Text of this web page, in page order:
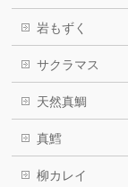
岩もずく
サクラマス
天然真鯛
真鱈
柳カレイ